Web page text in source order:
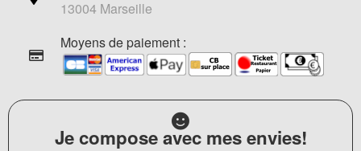
13004 Marseille
Moyens de paiement :
Je compose avec mes envies!